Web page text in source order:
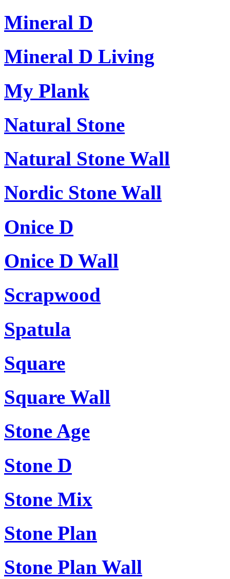
Mineral D
Mineral D Living
My Plank
Natural Stone
Natural Stone Wall
Nordic Stone Wall
Onice D
Onice D Wall
Scrapwood
Spatula
Square
Square Wall
Stone Age
Stone D
Stone Mix
Stone Plan
Stone Plan Wall